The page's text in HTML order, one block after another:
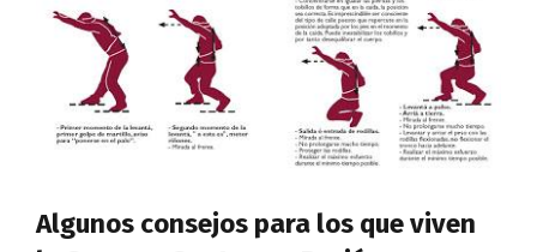
Algunos consejos para los que viven